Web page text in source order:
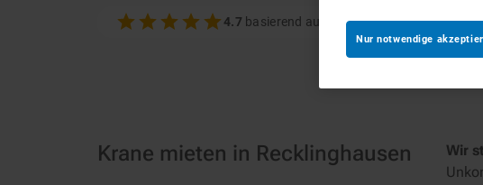
4.7 basierend auf 100+ Bewertungen
Krane mieten in Recklinghausen Wir
Nur notwendige